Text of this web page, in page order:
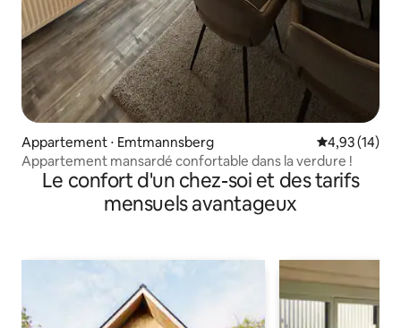
Appartement ⋅ Emtmannsberg Évaluation
4,93 (14)
Appartement mansardé confortable dans la verdure !
Le confort d'un chez-soi et des tarifs
mensuels avantageux